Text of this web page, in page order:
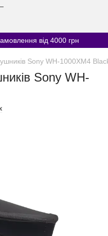
від 4000 грн
Sony WH-1000XM4
Sony WH-